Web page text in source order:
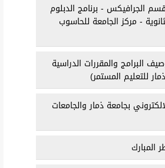
الجرافيكس - برنامج الدبلوم
- مركز الجامعة للحاسوب
البرامج والمقررات الدراسية
للتعليم المستمر)
بجامعة ذمار والجامعات
المبارك